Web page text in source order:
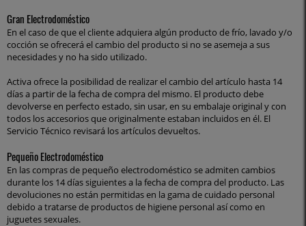
Gran Electrodoméstico
En el caso de que el cliente adquiera algún producto de frío, lavado y/o
cocción se ofrecerá el cambio del producto si no se asemeja a sus
necesidades y no ha sido utilizado.
Activa ofrece la posibilidad de realizar el cambio del artículo hasta 14
días a partir de la fecha de compra del mismo. El producto debe
devolverse en perfecto estado, sin usar, en su embalaje original y con
todos los accesorios que originalmente estaban incluidos en él. El
Servicio Técnico revisará los artículos devueltos.
Pequeño Electrodoméstico
En las compras de pequeño electrodoméstico se admiten cambios
durante los 14 días siguientes a la fecha de compra del producto. Las
devoluciones no están permitidas en la gama de cuidado personal
debido a tratarse de productos de higiene personal así como en
juguetes sexuales.